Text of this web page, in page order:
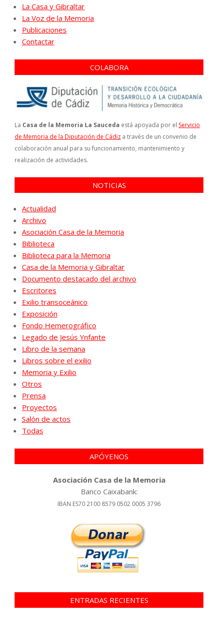
La Casa y Gibraltar
La Voz de la Memoria
Publicaciones
Contactar
COLABORA
La Casa de la Memoria La Sauceda está apoyada por el Servicio
de Memoria de la Diputación de Cádiz a través de un convenio de
colaboración anual para su funcionamiento, mantenimiento y
realización de actividades.
NOTICIAS
Actualidad
Archivo
Asociación Casa de la Memoria
Biblioteca
Biblioteca para la Memoria
Casa de la Memoria y Gibraltar
Documento destacado del archivo
Escritores
Exilio transoceánico
Exposición
Fondo Hemerográfico
Legado de Jesús Ynfante
Libro de la semana
Libros sobre el exilio
Memoria y Exilio
Otros
Prensa
Proyectos
Salón de actos
Todas
APÓYENOS
Asociación Casa de la Memoria
Banco Caixabank:
IBAN ES70 2100 8579 0502 0005 3796
ENTRADAS RECIENTES